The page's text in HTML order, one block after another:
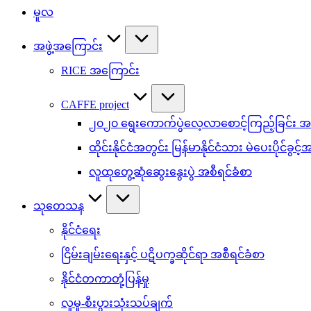
မူလ
အဖွဲ့အကြောင်း
RICE အကြောင်း
CAFFE project
၂၀၂၀ ရွေးကောက်ပွဲလေ့လာစောင့်ကြည့်ခြင်း
ထိုင်းနိုင်ငံအတွင်း မြန်မာနိုင်ငံသား မဲပေးပိုင်ခွင့်
လူထုတွေ့ဆုံဆွေးနွေးပွဲ အစီရင်ခံစာ
သုတေသန
နိုင်ငံရေး
ငြိမ်းချမ်းရေးနှင့် ပဋိပက္ခဆိုင်ရာ အစီရင်ခံစာ
နိုင်ငံတကာတုံ့ပြန်မှု
လူမှု-စီးပွားသုံးသပ်ချက်